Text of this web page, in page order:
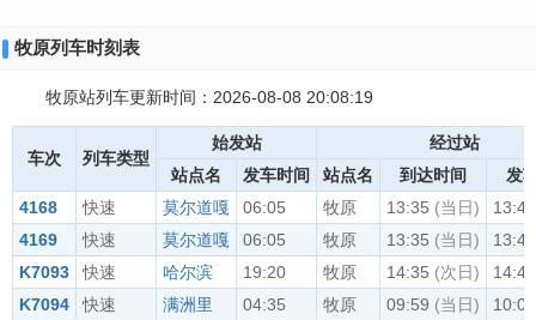
牧原列车时刻表
牧原站列车更新时间：2026-08-08 20:08:19
车次 列车类型
始发站
经过站
站点名
发车时间 站点名 到达时间
发
4168
快速 莫尔道嘎 06:05 牧原 13:35 (当日)
13:40
4169
快速 莫尔道嘎 06:05 牧原 13:35 (当日)
13:40
K7093
快速 哈尔滨 19:20 牧原 14:35 (次日)
14:41
K7094
快速 满洲里 04:35 牧原 09:59 (当日)
10:03